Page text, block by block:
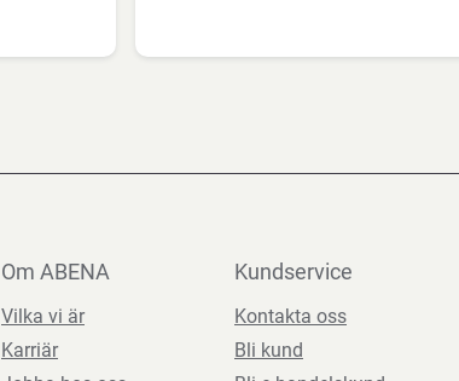
Om ABENA
Vilka vi är
Karriär
Kundservice
Kontakta oss
Bli kund